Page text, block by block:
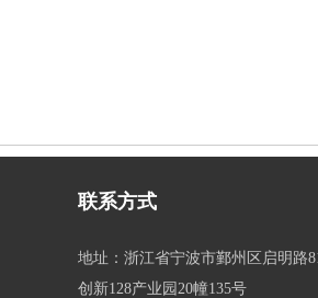
地址：浙江省宁波市鄞州区启明路
创新128产业园20幢135号
联系方式